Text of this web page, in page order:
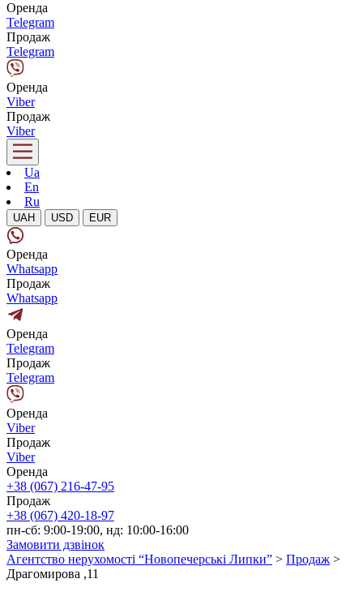
Оренда
Telegram
Продаж
Telegram
Оренда
Viber
Продаж
Viber
Ua
En
Ru
UAH USD EUR
Оренда
Whatsapp
Продаж
Whatsapp
Оренда
Telegram
Продаж
Telegram
Оренда
Viber
Продаж
Viber
Оренда
+38 (067) 216-47-95
Продаж
+38 (067) 420-18-97
пн-сб: 9:00-19:00, нд: 10:00-16:00
Замовити дзвінок
Агентство нерухомості “Новопечерські Липки” > Продаж >
Драгомирова ,11